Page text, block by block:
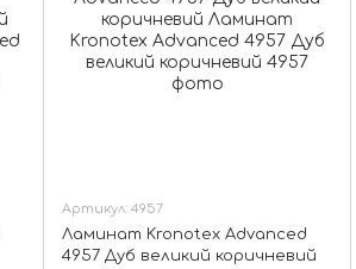
Артикул: 4957
Ламинат Kronotex Advanced
4957 Дуб великий коричневий